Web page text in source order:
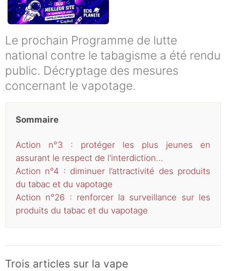
Le prochain Programme de lutte
national contre le tabagisme a été rendu
public. Décryptage des mesures
concernant le vapotage.
Sommaire
Action n°3 : protéger les plus jeunes en
assurant le respect de l’interdiction…
Action n°4 : diminuer l’attractivité des produits
du tabac et du vapotage
Action n°26 : renforcer la surveillance sur les
produits du tabac et du vapotage
Trois articles sur la vape